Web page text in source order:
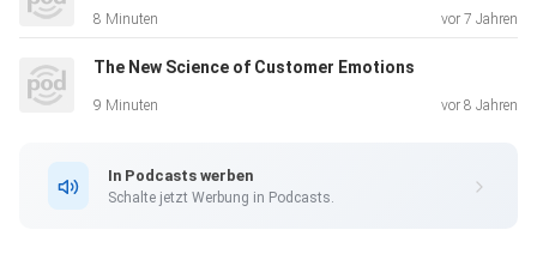
8 Minuten vor 7 Jahren
The New Science of Customer Emotions
9 Minuten vor 8 Jahren
In Podcasts werben
Schalte jetzt Werbung in Podcasts.